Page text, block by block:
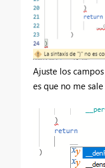
Ajuste los
es que no me